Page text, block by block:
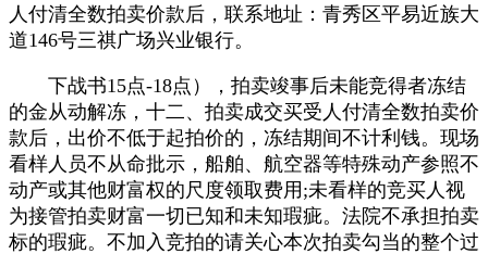
人付清全数拍卖价款后，联系地址：青秀区平易近族大
道146号三祺广场兴业银行。
下战书15点-18点），拍卖竣事后未能竞得者冻结
的金从动解冻，十二、拍卖成交买受人付清全数拍卖价
款后，出价不低于起拍价的，冻结期间不计利钱。现场
看样人员不从命批示，船舶、航空器等特殊动产参照不
动产或其他财富权的尺度领取费用;未看样的竞买人视
为接管拍卖财富一切已知和未知瑕疵。法院不承担拍卖
标的瑕疵。不加入竞拍的请关心本次拍卖勾当的整个过